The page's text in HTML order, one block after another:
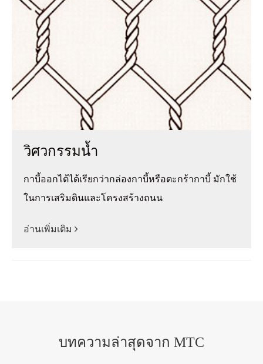
วิศวกรรมน้ำ
กาบี้ออกไต้ได้เรียกว่ากล่องกาบี้หรือตะกร้ากาบี้ มักใช้
ในการเสริมดินและโครงสร้างถนน
อ่านเพิ่มเติม
บทความล่าสุดจาก MTC